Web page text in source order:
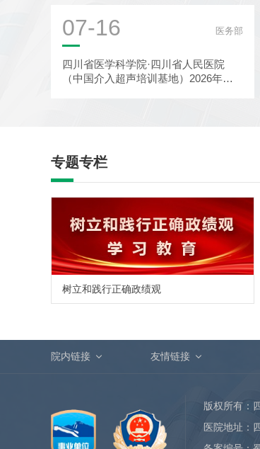
07-16 医务部
四川省医学科学院·四川省人民医院
（中国介入超声培训基地）2026年超
专题专栏
树立和践行正确政绩观
院内链接 友情链接
版权所有：
医院地址：